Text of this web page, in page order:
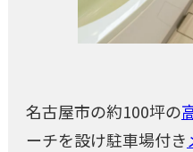
名古屋市の約100坪の
ーチを設け駐車場付き